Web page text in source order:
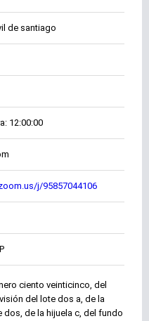
de santiago
12:00:00
j/95857044106
ciento veinticinco, del
del lote dos a, de la
dos, de la hijuela c, del fundo